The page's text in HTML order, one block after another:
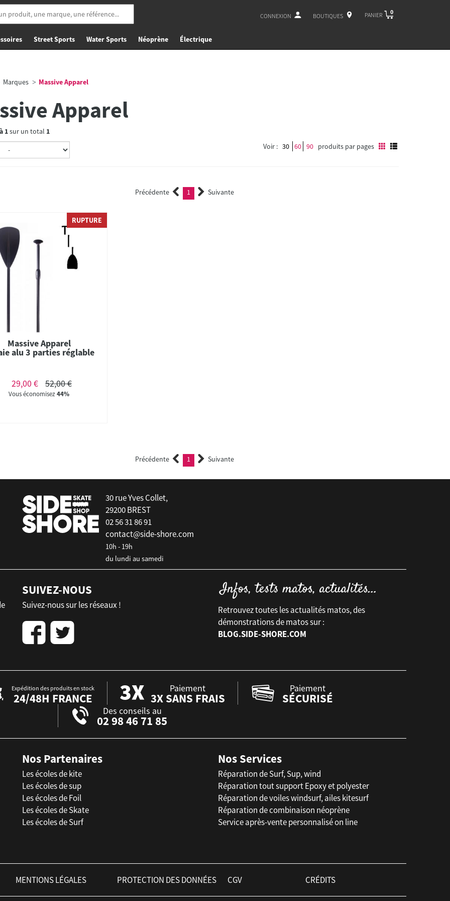
CONNEXION BOUTIQUES PANIER 0
Street Sports Water Sports Néoprène Électrique
Marques Massive Apparel
Apparel
1sur un total 1
Voir : 30 60 90 produits par pages
Précédente 1 (current)Suivante
RUPTURE
Massive Apparel
alu 3 parties réglable
29,00 € 52,00 €
Vous économisez44%
Précédente 1 (current)Suivante
30 rue Yves Collet,
29200 BREST
02 56 31 86 91
contact@side-shore.com
10h - 19h
du lundi au samedi
SUIVEZ-NOUS
Suivez-nous sur les réseaux !
Retrouvez toutes les actualités matos, des
démonstrations de matos sur :
BLOG.SIDE-SHORE.COM
Expédition des produits en stock
24/48H FRANCE
Paiement
3X SANS FRAIS
Paiement
SÉCURISÉ
Des conseils au
02 98 46 71 85
Nos Partenaires
Les écoles de kite
Les écoles de sup
Les écoles de Foil
Les écoles de Skate
Les écoles de Surf
Nos Services
Réparation de Surf, Sup, wind
Réparation tout support Epoxy et polyester
Réparation de voiles windsurf, ailes kitesurf
Réparation de combinaison néoprène
Service après-vente personnalisé on line
MENTIONS LÉGALES PROTECTION DES DONNÉES CGV CRÉDITS